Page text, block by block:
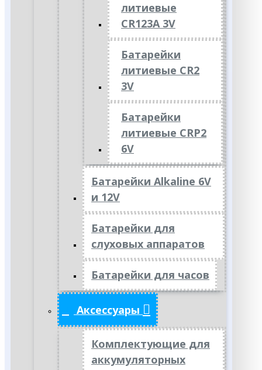
литиевые
CR123A 3V
Батарейки
литиевые CR2
3V
Батарейки
литиевые CRP2
6V
Батарейки Alkaline 6V
и 12V
Батарейки для
слуховых аппаратов
Батарейки для часов
Аксессуары
Комплектующие для
аккумуляторных